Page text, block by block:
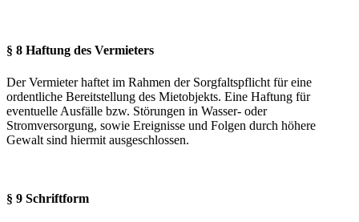
§ 8 Haftung des Vermieters
Der Vermieter haftet im Rahmen der Sorgfaltspflicht für eine
ordentliche Bereitstellung des Mietobjekts. Eine Haftung für
eventuelle Ausfälle bzw. Störungen in Wasser- oder
Stromversorgung, sowie Ereignisse und Folgen durch höhere
Gewalt sind hiermit ausgeschlossen.
§ 9 Schriftform